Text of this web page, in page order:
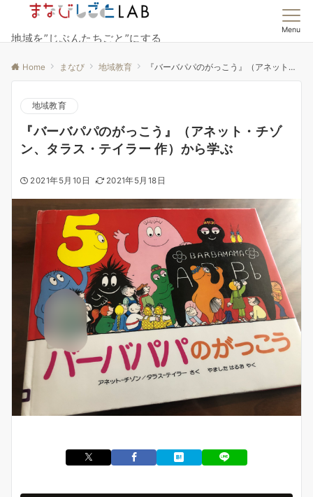
地域を”じぶんたちごと”にする
Menu
Home まなび 地域教育 『バーバパパのがっこう』（アネット・チゾン、タラス・テイラー 作）から学ぶ
地域教育
『バーバパパのがっこう』（アネット・チゾ
ン、タラス・テイラー 作）から学ぶ
2021年5月10日 2021年5月18日